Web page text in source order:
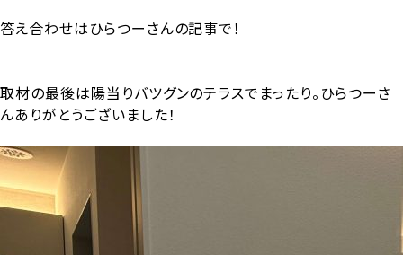
答え合わせはひらつーさんの記事で！
取材の最後は陽当りバツグンのテラスでまったり。ひらつーさ
んありがとうございました！